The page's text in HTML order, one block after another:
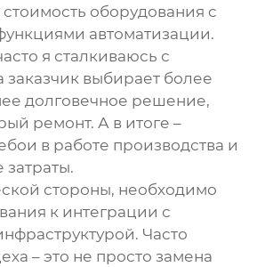
оборудования с
автоматизации.
я сталкиваюсь с
заказчик выбирает более
долговечное решение,
ремонт. А в итоге –
в работе производства и
стороны, необходимо
к интеграции с
Часто
– это не просто замена